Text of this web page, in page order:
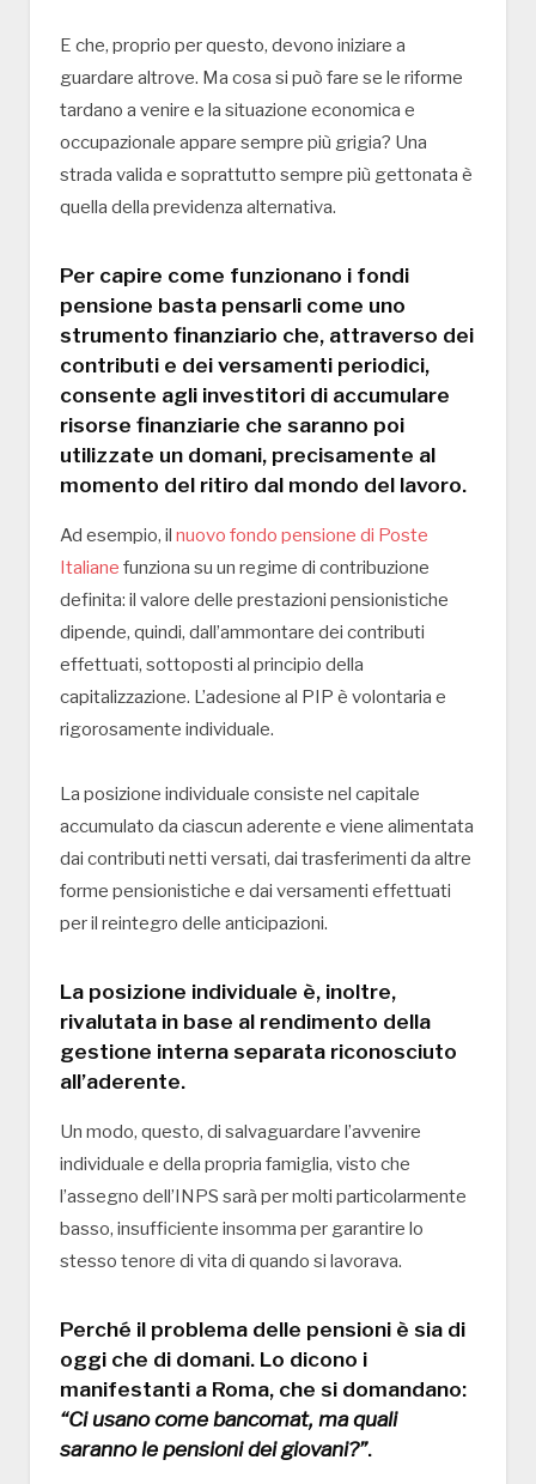
E che, proprio per questo, devono iniziare a
guardare altrove. Ma cosa si può fare se le riforme
tardano a venire e la situazione economica e
occupazionale appare sempre più grigia? Una
strada valida e soprattutto sempre più gettonata è
quella della previdenza alternativa.
Per capire come funzionano i fondi
pensione basta pensarli come uno
strumento finanziario che, attraverso dei
contributi e dei versamenti periodici,
consente agli investitori di accumulare
risorse finanziarie che saranno poi
utilizzate un domani, precisamente al
momento del ritiro dal mondo del lavoro.
Ad esempio, il nuovo fondo pensione di Poste
Italiane funziona su un regime di contribuzione
definita: il valore delle prestazioni pensionistiche
dipende, quindi, dall’ammontare dei contributi
effettuati, sottoposti al principio della
capitalizzazione. L’adesione al PIP è volontaria e
rigorosamente individuale.
La posizione individuale consiste nel capitale
accumulato da ciascun aderente e viene alimentata
dai contributi netti versati, dai trasferimenti da altre
forme pensionistiche e dai versamenti effettuati
per il reintegro delle anticipazioni.
La posizione individuale è, inoltre,
rivalutata in base al rendimento della
gestione interna separata riconosciuto
all’aderente.
Un modo, questo, di salvaguardare l’avvenire
individuale e della propria famiglia, visto che
l’assegno dell’INPS sarà per molti particolarmente
basso, insufficiente insomma per garantire lo
stesso tenore di vita di quando si lavorava.
Perché il problema delle pensioni è sia di
oggi che di domani. Lo dicono i
manifestanti a Roma, che si domandano:
“Ci usano come bancomat, ma quali
saranno le pensioni dei giovani?”.